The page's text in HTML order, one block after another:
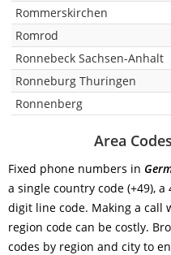
Rommerskirchen
Romrod
Ronnebeck Sachsen-Anhalt
Ronneburg Thuringen
Ronnenberg
Area
Fixed phone numbers in
a single country code (+49),
digit line code. Making a call
region code can be costly.
codes by region and city to